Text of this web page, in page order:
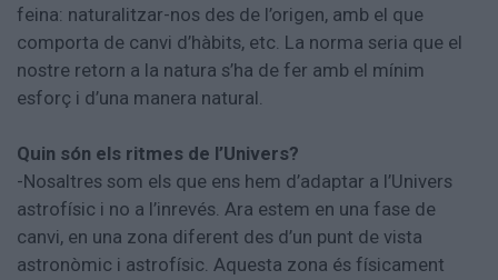
feina: naturalitzar-nos des de l’origen, amb el que
comporta de canvi d’hàbits, etc. La norma seria que el
nostre retorn a la natura s’ha de fer amb el mínim
esforç i d’una manera natural.
Quin són els ritmes de l’Univers?
-Nosaltres som els que ens hem d’adaptar a l’Univers
astrofísic i no a l’inrevés. Ara estem en una fase de
canvi, en una zona diferent des d’un punt de vista
astronòmic i astrofísic. Aquesta zona és físicament